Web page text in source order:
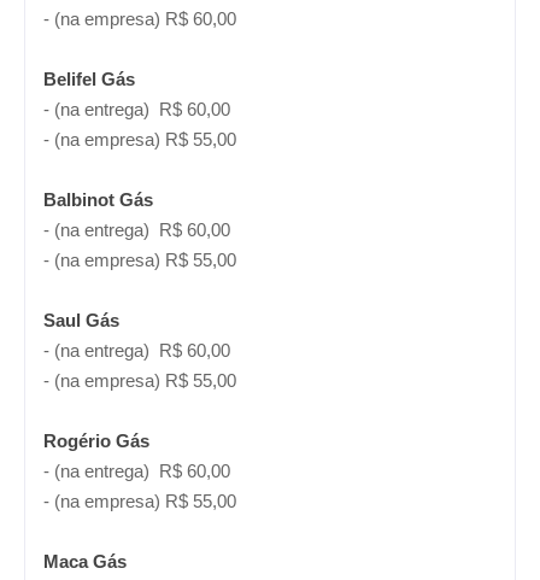
- (na empresa) R$ 60,00
Belifel Gás
- (na entrega) R$ 60,00
- (na empresa) R$ 55,00
Balbinot Gás
- (na entrega) R$ 60,00
- (na empresa) R$ 55,00
Saul Gás
- (na entrega) R$ 60,00
- (na empresa) R$ 55,00
Rogério Gás
- (na entrega) R$ 60,00
- (na empresa) R$ 55,00
Maca Gás